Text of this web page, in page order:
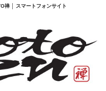
禅 │ スマートフォンサイト